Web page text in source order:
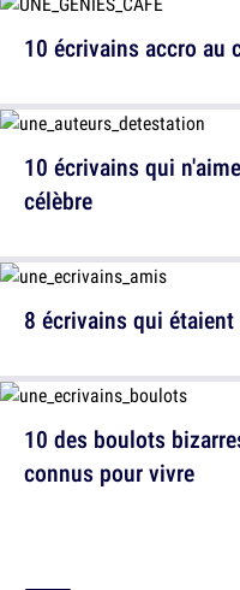
10 écrivains qui
célèbre
10 des boulots
connus pour vivre
10 écrivains accro au
8 écrivains qui